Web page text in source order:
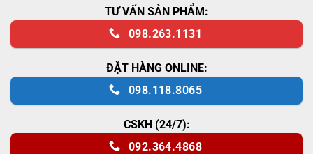
TƯ VẤN SẢN PHẨM:
098.263.1131
ĐẶT HÀNG ONLINE:
098.118.8065
CSKH (24/7):
092.364.4868